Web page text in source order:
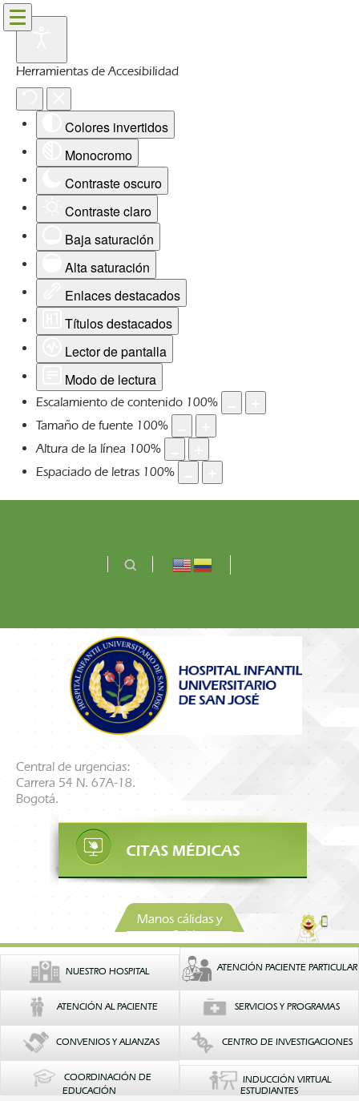
Herramientas de Accesibilidad
Colores invertidos
Monocromo
Contraste oscuro
Contraste claro
Baja saturación
Alta saturación
Enlaces destacados
Títulos destacados
Lector de pantalla
Modo de lectura
Escalamiento de contenido 100%
Tamaño de fuente 100%
Altura de la línea 100%
Espaciado de letras 100%
Central de urgencias:
Carrera 54 N. 67A-18.
Bogotá.
Manos cálidas y
confiables
NUESTRO HOSPITAL ATENCIÓN PACIENTE PARTICULAR
ATENCIÓN AL PACIENTE SERVICIOS Y PROGRAMAS
CONVENIOS Y ALIANZAS CENTRO DE INVESTIGACIONES
COORDINACIÓN DE
EDUCACIÓN
INDUCCIÓN VIRTUAL
ESTUDIANTES